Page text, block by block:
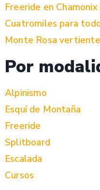
Freeride en Chamonix
Cuatromiles para
Monte Rosa
Por
Alpinismo
Esquí de Montaña
Freeride
Splitboard
Escalada
Cursos